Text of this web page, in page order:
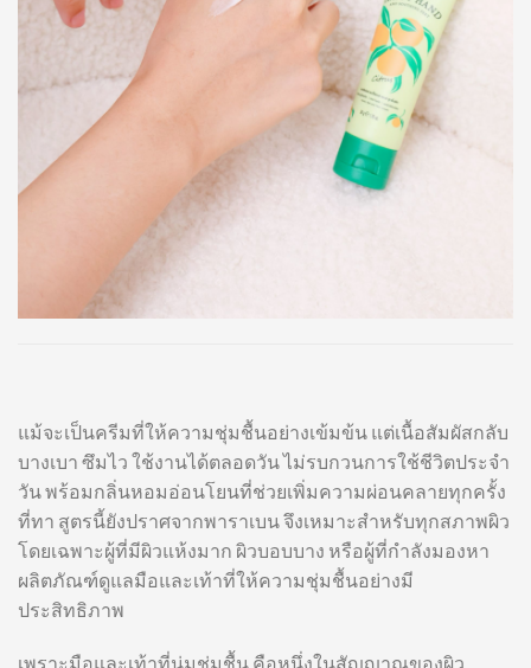
แม้จะเป็นครีมที่ให้ความชุ่มชื้นอย่างเข้มข้น แต่เนื้อสัมผัสกลับ
บางเบา ซึมไว ใช้งานได้ตลอดวัน ไม่รบกวนการใช้ชีวิตประจำ
วัน พร้อมกลิ่นหอมอ่อนโยนที่ช่วยเพิ่มความผ่อนคลายทุกครั้ง
ที่ทา สูตรนี้ยังปราศจากพาราเบน จึงเหมาะสำหรับทุกสภาพผิว
โดยเฉพาะผู้ที่มีผิวแห้งมาก ผิวบอบบาง หรือผู้ที่กำลังมองหา
ผลิตภัณฑ์ดูแลมือและเท้าที่ให้ความชุ่มชื้นอย่างมี
ประสิทธิภาพ
เพราะมือและเท้าที่นุ่มชุ่มชื้น คือหนึ่งในสัญญาณของผิว